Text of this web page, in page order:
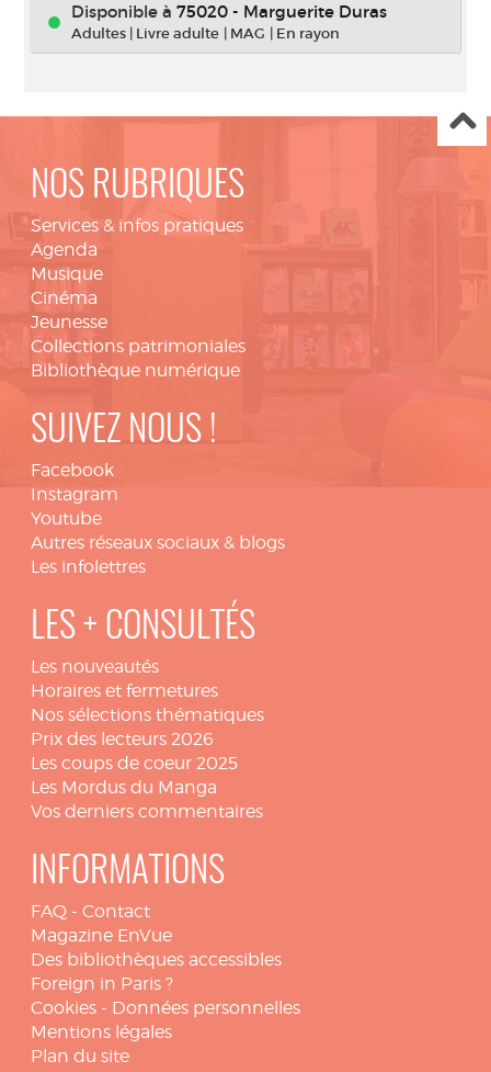
Disponible à 75020 - Marguerite Duras
Adultes | Livre adulte | MAG | En rayon
NOS RUBRIQUES
Services & infos pratiques
Agenda
Musique
Cinéma
Jeunesse
Collections patrimoniales
Bibliothèque numérique
SUIVEZ NOUS !
Facebook
Instagram
Youtube
Autres réseaux sociaux & blogs
Les infolettres
LES + CONSULTÉS
Les nouveautés
Horaires et fermetures
Nos sélections thématiques
Prix des lecteurs 2026
Les coups de coeur 2025
Les Mordus du Manga
Vos derniers commentaires
INFORMATIONS
FAQ - Contact
Magazine EnVue
Des bibliothèques accessibles
Foreign in Paris ?
Cookies - Données personnelles
Mentions légales
Plan du site